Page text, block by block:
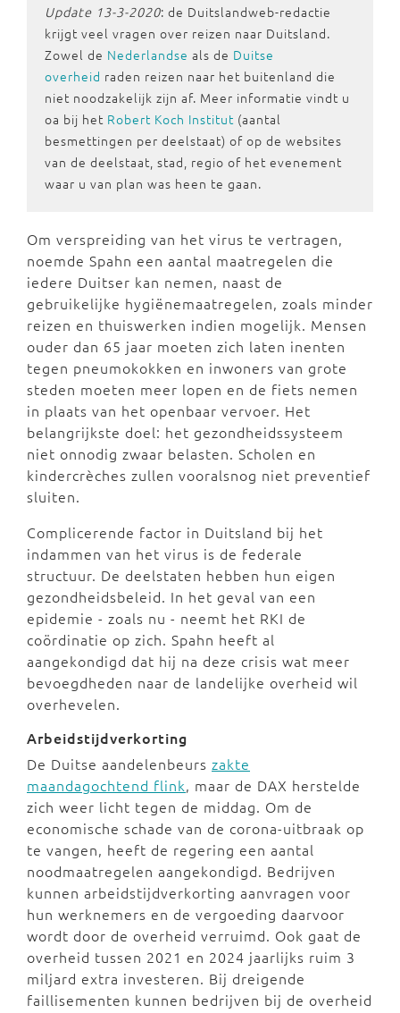
Update 13-3-2020: de Duitslandweb-redactie
krijgt veel vragen over reizen naar Duitsland.
Zowel de Nederlandse als de Duitse
overheid raden reizen naar het buitenland die
niet noodzakelijk zijn af. Meer informatie vindt u
oa bij het Robert Koch Institut (aantal
besmettingen per deelstaat) of op de websites
van de deelstaat, stad, regio of het evenement
waar u van plan was heen te gaan.
Om verspreiding van het virus te vertragen,
noemde Spahn een aantal maatregelen die
iedere Duitser kan nemen, naast de
gebruikelijke hygiënemaatregelen, zoals minder
reizen en thuiswerken indien mogelijk. Mensen
ouder dan 65 jaar moeten zich laten inenten
tegen pneumokokken en inwoners van grote
steden moeten meer lopen en de fiets nemen
in plaats van het openbaar vervoer. Het
belangrijkste doel: het gezondheidssysteem
niet onnodig zwaar belasten. Scholen en
kindercrèches zullen vooralsnog niet preventief
sluiten.
Complicerende factor in Duitsland bij het
indammen van het virus is de federale
structuur. De deelstaten hebben hun eigen
gezondheidsbeleid. In het geval van een
epidemie - zoals nu - neemt het RKI de
coördinatie op zich. Spahn heeft al
aangekondigd dat hij na deze crisis wat meer
bevoegdheden naar de landelijke overheid wil
overhevelen.
Arbeidstijdverkorting
De Duitse aandelenbeurs zakte
maandagochtend flink, maar de DAX herstelde
zich weer licht tegen de middag. Om de
economische schade van de corona-uitbraak op
te vangen, heeft de regering een aantal
noodmaatregelen aangekondigd. Bedrijven
kunnen arbeidstijdverkorting aanvragen voor
hun werknemers en de vergoeding daarvoor
wordt door de overheid verruimd. Ook gaat de
overheid tussen 2021 en 2024 jaarlijks ruim 3
miljard extra investeren. Bij dreigende
faillisementen kunnen bedrijven bij de overheid